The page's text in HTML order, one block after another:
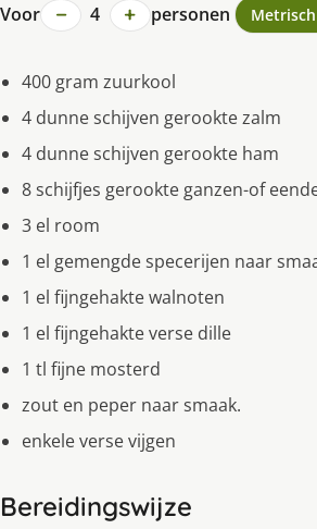
Voor − 4 + personen Metrisch
400 gram zuurkool
4 dunne schijven gerookte zalm
4 dunne schijven gerookte ham
8 schijfjes gerookte ganzen-of
3 el room
1 el gemengde specerijen naar
1 el fijngehakte walnoten
1 el fijngehakte verse dille
1 tl fijne mosterd
zout en peper naar smaak.
enkele verse vijgen
Bereidingswijze